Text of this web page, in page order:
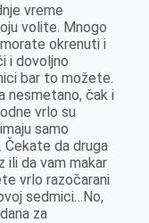
vreme
volite. Mnogo
okrenuti i
i dovoljno
bar to možete.
nesmetano, čak i
vrlo su
samo
Čekate da druga
ili da vam makar
vrlo razočarani
sedmici…No,
za